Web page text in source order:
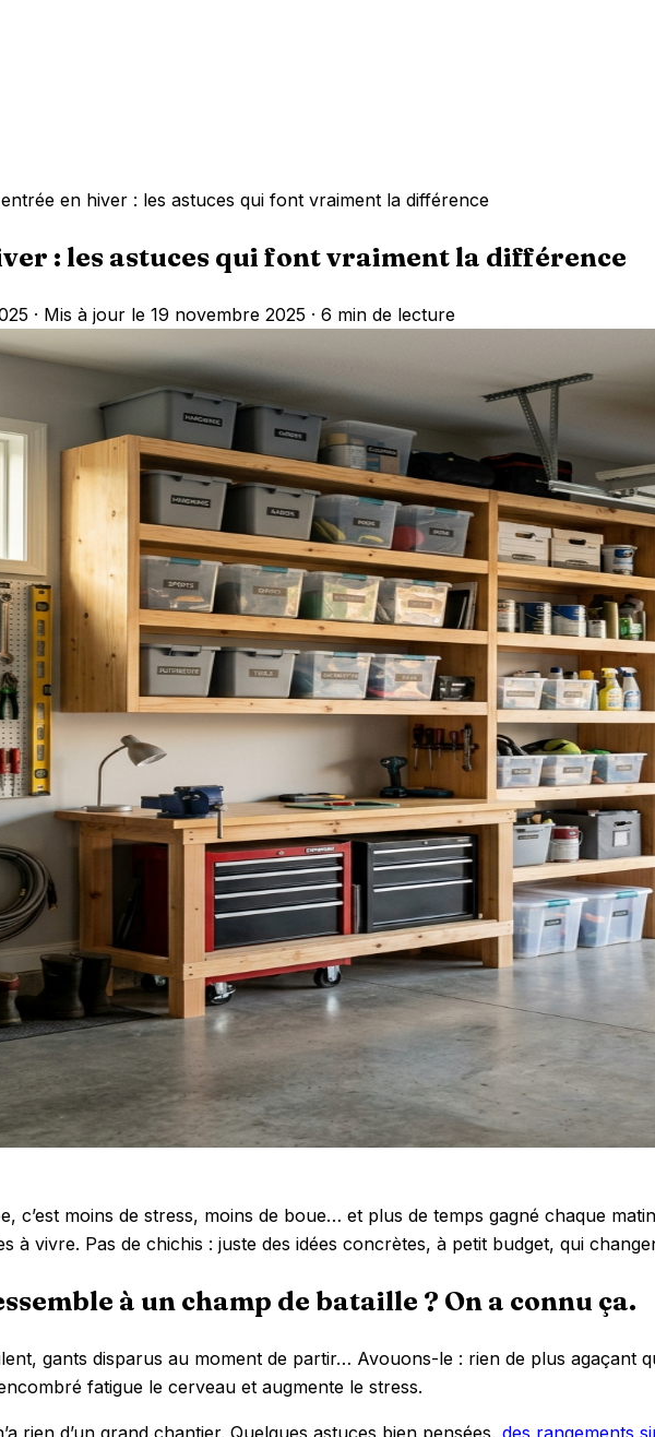
en hiver : les astuces qui font vraiment la différence
: les astuces qui font vraiment la différence
· Mis à jour le 19 novembre 2025 · 6 min de lecture
c’est moins de stress, moins de boue… et plus de temps gagné chaque
à vivre. Pas de chichis : juste des idées concrètes, à petit budget, qui
à un champ de bataille ? On a connu ça.
gants disparus au moment de partir… Avouons-le : rien de plus agaçant
fatigue le cerveau et augmente le stress.
rien d’un grand chantier. Quelques astuces bien pensées, des rangements